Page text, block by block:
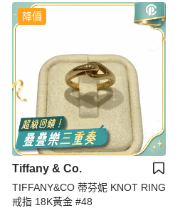
降價
Tiffany & Co.
TIFFANY&CO 蒂芬妮 KNOT RING
戒指 18K黃金 #48